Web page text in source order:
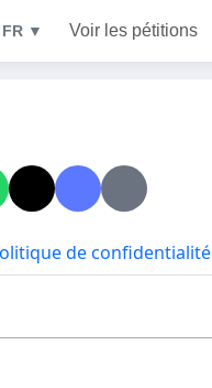
FR ▼ Voir les pétitions
de confidentialité